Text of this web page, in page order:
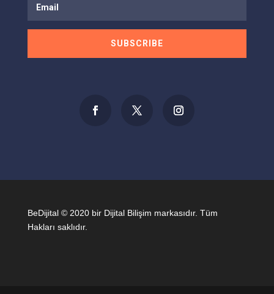
SUBSCRIBE
BeDijital © 2020 bir Dijital Bilişim markasıdır. Tüm
Hakları saklıdır.